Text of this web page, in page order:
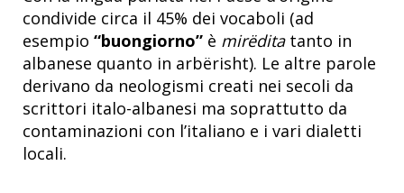
condivide circa il 45% dei vocaboli (ad
esempio “buongiorno” è mirëdita tanto in
albanese quanto in arbërisht). Le altre parole
derivano da neologismi creati nei secoli da
scrittori italo-albanesi ma soprattutto da
contaminazioni con l’italiano e i vari dialetti
locali.